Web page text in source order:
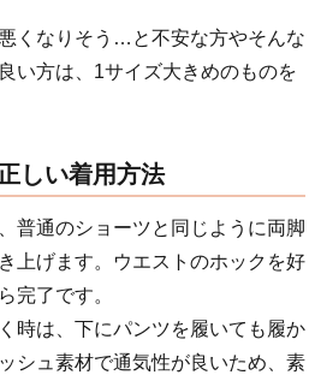
くなりそう…と不安な方やそんな
い方は、1サイズ大きめのものを
しい着用方法
普通のショーツと同じように両脚
上げます。ウエストのホックを好
完了です。
時は、下にパンツを履いても履か
シュ素材で通気性が良いため、素